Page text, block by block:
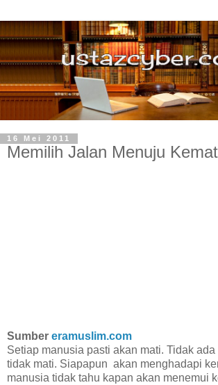
16 Mei 2011
Memilih Jalan Menuju
Sumber eramuslim.com
Setiap manusia pasti akan mati. Tidak
tidak mati. Siapapun akan menghadapi
manusia tidak tahu kapan akan menemui